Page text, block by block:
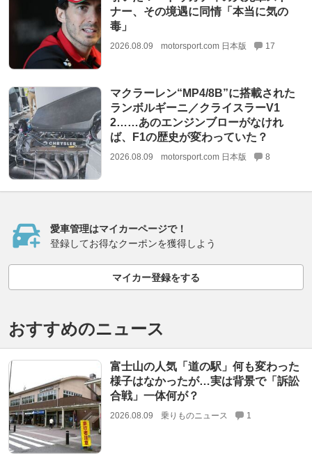
ナー、その境遇に同情「本当に気の
毒」
2026.08.09 motorsport.com 日本版 17
マクラーレン“MP4/8B”に搭載された
ランボルギーニ／クライスラーV1
2……あのエンジンブローがなけれ
ば、F1の歴史が変わっていた？
2026.08.09 motorsport.com 日本版 8
愛車管理はマイカーページで！
登録してお得なクーポンを獲得しよう
マイカー登録をする
おすすめのニュース
富士山の人気「道の駅」何も変わった
様子はなかったが…実は背景で「訴訟
合戦」一体何が？
2026.08.09 乗りものニュース 1